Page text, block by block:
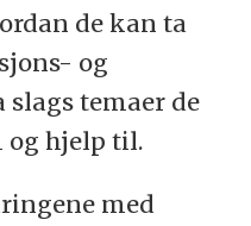
de kan ta
og
slags temaer de
og hjelp til.
med